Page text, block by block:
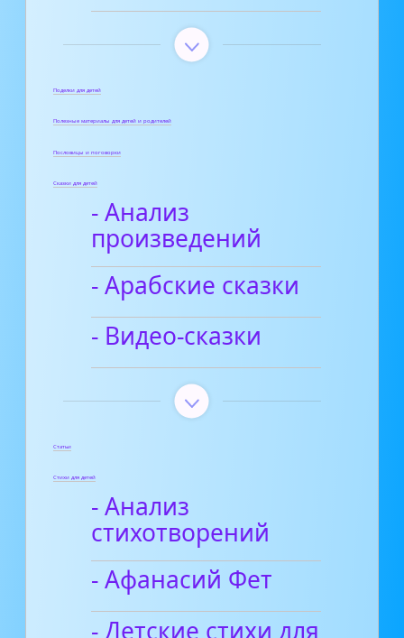
Поделки для детей
Полезные материалы для детей и родителей
Пословицы и поговорки
Сказки для детей
- Анализ
произведений
- Арабские сказки
- Видео-сказки
Статьи
Стихи для детей
- Анализ
стихотворений
- Афанасий Фет
- Детские стихи для